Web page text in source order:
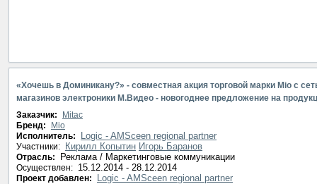
«Хочешь в Доминикану?» - совместная акция торговой марки Mio с
магазинов электроники М.Видео - новогоднее предложение на
Заказчик:
Mitac
Бренд:
Mio
Исполнитель:
Logic - AMSceen regional partner
Участники: Кирилл Копытин Игорь Баранов
Отрасль: Реклама / Маркетинговые коммуникации
Осуществлен: 15.12.2014 - 28.12.2014
Проект добавлен: Logic - AMSceen regional partner